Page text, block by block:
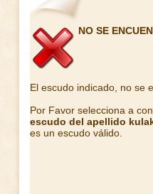
NO SE
El escudo indicado, no se
Por Favor selecciona a
escudo del apellido
es un escudo válido.